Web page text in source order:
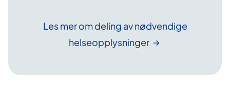
Les mer om deling av nødvendige
helseopplysninger